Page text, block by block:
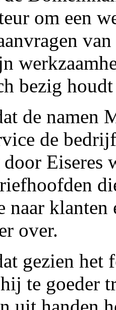
om een
bezig
de namen
de
Eiseres
naar
over.
gezien het
te goeder